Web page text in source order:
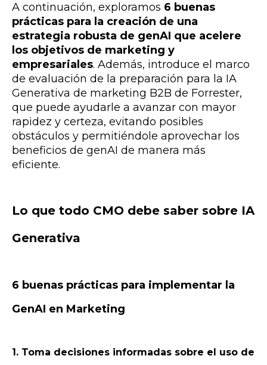
A continuación, exploramos 6 buenas
prácticas para la creación de una
estrategia robusta de genAI que acelere
los objetivos de marketing y
empresariales. Además, introduce el marco
de evaluación de la preparación para la IA
Generativa de marketing B2B de Forrester,
que puede ayudarle a avanzar con mayor
rapidez y certeza, evitando posibles
obstáculos y permitiéndole aprovechar los
beneficios de genAI de manera más
eficiente.
Lo que todo CMO debe saber sobre IA
Generativa
6 buenas prácticas para implementar la
GenAI en Marketing
1. Toma decisiones informadas sobre el uso de